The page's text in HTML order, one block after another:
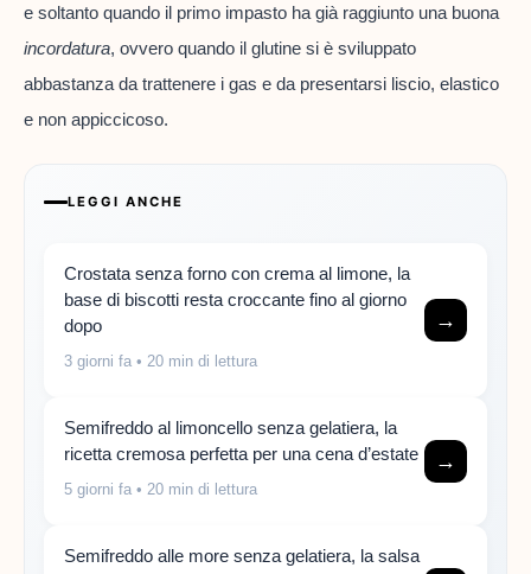
e soltanto quando il primo impasto ha già raggiunto una buona
incordatura, ovvero quando il glutine si è sviluppato
abbastanza da trattenere i gas e da presentarsi liscio, elastico
e non appiccicoso.
LEGGI ANCHE
Crostata senza forno con crema al limone, la
base di biscotti resta croccante fino al giorno
dopo
3 giorni fa • 20 min di lettura
→
Semifreddo al limoncello senza gelatiera, la
ricetta cremosa perfetta per una cena d’estate
5 giorni fa • 20 min di lettura
→
Semifreddo alle more senza gelatiera, la salsa